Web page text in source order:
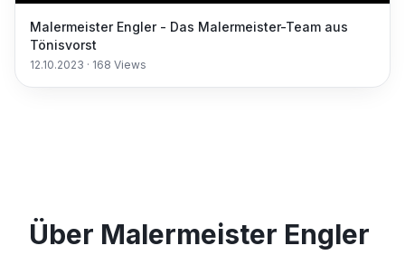
Malermeister Engler - Das Malermeister-Team aus
Tönisvorst
12.10.2023 · 168 Views
Über Malermeister Engler